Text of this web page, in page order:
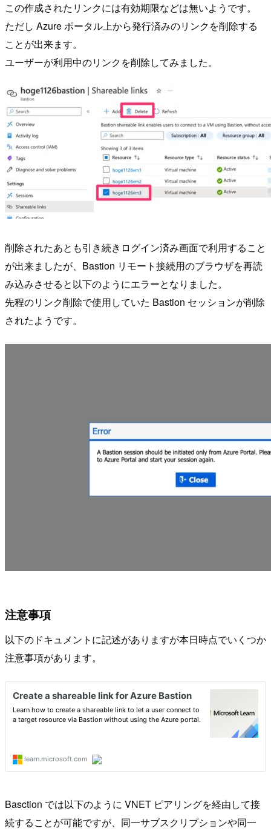
この作成されたリンクには有効期限などは無いようです。
ただし Azure ポータル上から発行済みのリンクを削除する
ことが出来ます。
ユーザーが利用中のリンクを削除してみました。
削除されたあとも引き続きログイン済み画面で利用すること
が出来ましたが、Bastion リモート接続用のブラウザを再読
み込みさせると以下のようにエラーとなりました。
先程のリンク削除で使用していた Bastion セッションが削除
されたようです。
注意事項
以下のドキュメントに記述がありますが本日時点でいくつか
注意事項があります。
Basction では以下のように VNET ピアリングを経由して接
続することが可能ですが、同一サブスクリプションや同一